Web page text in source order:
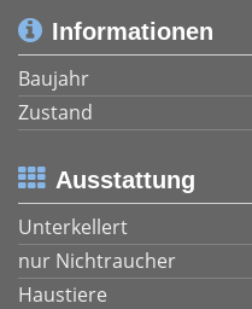
Informationen
Baujahr
Zustand
Ausstattung
Unterkellert
nur Nichtraucher
Haustiere